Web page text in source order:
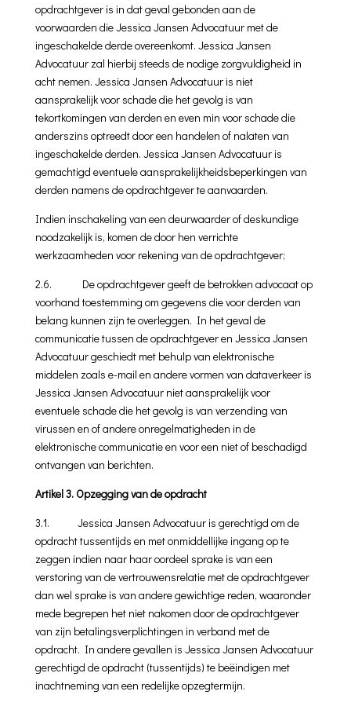
opdrachtgever is in dat geval gebonden aan de
voorwaarden die Jessica Jansen Advocatuur met de
ingeschakelde derde overeenkomt. Jessica Jansen
Advocatuur zal hierbij steeds de nodige zorgvuldigheid in
acht nemen. Jessica Jansen Advocatuur is niet
aansprakelijk voor schade die het gevolg is van
tekortkomingen van derden en even min voor schade die
anderszins optreedt door een handelen of nalaten van
ingeschakelde derden. Jessica Jansen Advocatuur is
gemachtigd eventuele aansprakelijkheidsbeperkingen van
derden namens de opdrachtgever te aanvaarden.
Indien inschakeling van een deurwaarder of deskundige
noodzake­lijk is, komen de door hen verrichte
werkzaamheden voor rekening van de opdrachtgever;
2.6. De opdrachtgever geeft de betrokken advocaat op
voorhand toestemming om gegevens die voor derden van
belang kunnen zijn te overleggen. In het geval de
communicatie tussen de opdrachtgever en Jessica Jansen
Advocatuur geschiedt met behulp van elektronische
middelen zoals e-mail en andere vormen van dataverkeer is
Jessica Jansen Advocatuur niet aansprakelijk voor
eventuele schade die het gevolg is van verzending van
virussen en of andere onregelmatigheden in de
elektronische communicatie en voor een niet of beschadigd
ontvangen van berichten.
Artikel 3. Opzegging van de opdracht
3.1. Jessica Jansen Advocatuur is gerechtigd om de
opdracht tussentijds en met onmiddellijke ingang op te
zeggen indien naar haar oordeel sprake is van een
verstoring van de vertrouwensrelatie met de opdrachtgever
dan wel sprake is van andere gewichtige reden, waaronder
mede begrepen het niet nakomen door de opdrachtgever
van zijn betalingsverplichtingen in verband met de
opdracht. In andere gevallen is Jessica Jansen Advocatuur
gerechtigd de opdracht (tussentijds) te beëindigen met
inachtneming van een redelijke opzegtermijn.